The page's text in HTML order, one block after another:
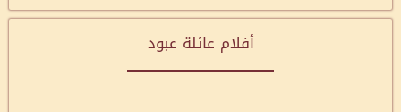
أفلام عائلة عبود